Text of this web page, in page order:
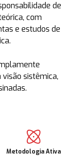
de
com
e estudos de
sistêmica,
Metodologia Ativa